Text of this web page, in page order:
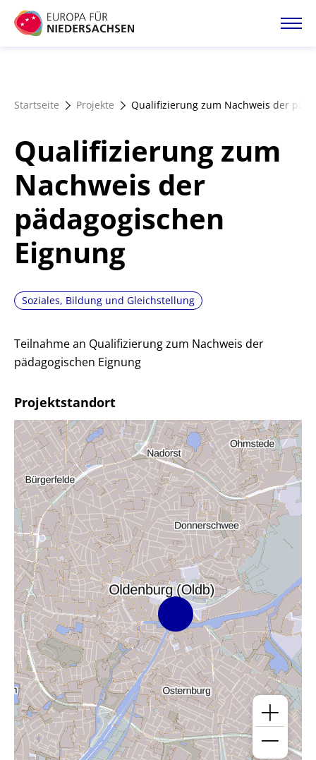
Direkt
zum
Förderangebote
Magazin
Startseite Projekte Qualifizierung zum Nachweis der
Qualifizierung zum
Nachweis der
pädagogischen
Eignung
Soziales, Bildung und Gleichstellung
Teilnahme an Qualifizierung zum Nachweis der
pädagogischen Eignung
Projektstandort